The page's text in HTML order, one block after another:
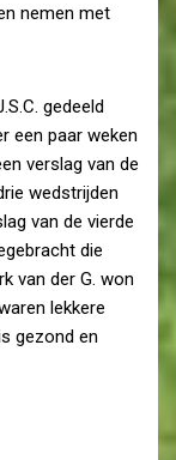
nemen met
gedeeld
een paar weken
verslag van de
wedstrijden
van de vierde
die
van der G. won
lekkere
gezond en